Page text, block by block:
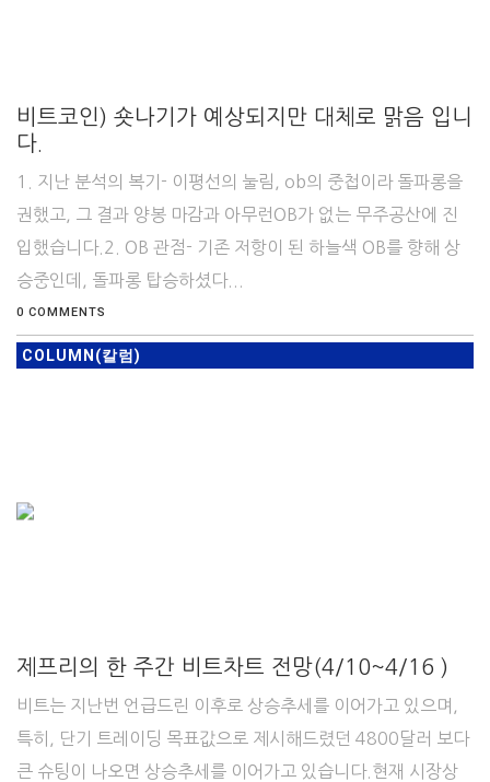
비트코인) 숏나기가 예상되지만 대체로 맑음 입니
다.
1. 지난 분석의 복기- 이평선의 눌림, ob의 중첩이라 돌파롱을
권했고, 그 결과 양봉 마감과 아무런OB가 없는 무주공산에 진
입했습니다.2. OB 관점- 기존 저항이 된 하늘색 OB를 향해 상
승중인데, 돌파롱 탑승하셨다...
0 COMMENTS
COLUMN(칼럼)
제프리의 한 주간 비트차트 전망(4/10~4/16 )
비트는 지난번 언급드린 이후로 상승추세를 이어가고 있으며,
특히, 단기 트레이딩 목표값으로 제시해드렸던 4800달러 보다
큰 슈팅이 나오면 상승추세를 이어가고 있습니다.현재 시장상